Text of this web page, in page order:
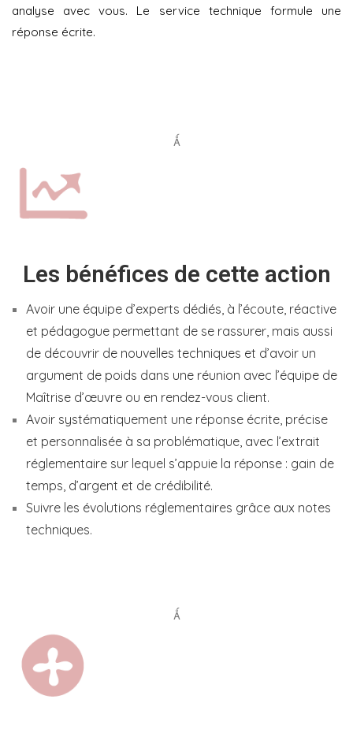
analyse avec vous. Le service technique formule une
réponse écrite.
Les bénéfices de cette action
Avoir une équipe d’experts dédiés, à l’écoute, réactive
et pédagogue permettant de se rassurer, mais aussi
de découvrir de nouvelles techniques et d’avoir un
argument de poids dans une réunion avec l’équipe de
Maîtrise d’œuvre ou en rendez-vous client.
Avoir systématiquement une réponse écrite, précise
et personnalisée à sa problématique, avec l’extrait
réglementaire sur lequel s’appuie la réponse : gain de
temps, d’argent et de crédibilité.
Suivre les évolutions réglementaires grâce aux notes
techniques.